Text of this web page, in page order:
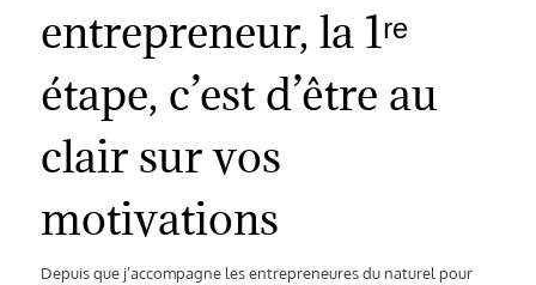
entrepreneur, la 1ʳᵉ
étape, c’est d’être au
clair sur vos
motivations
Depuis que j’accompagne les entrepreneures du naturel pour